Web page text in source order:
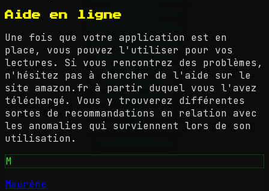
Aide en ligne
Une fois que votre application est en
place, vous pouvez l'utiliser pour vos
lectures. Si vous rencontrez des problèmes,
n'hésitez pas à chercher de l'aide sur le
site amazon.fr à partir duquel vous l'avez
téléchargé. Vous y trouverez différentes
sortes de recommandations en relation avec
les anomalies qui surviennent lors de son
utilisation.
M
Maurène